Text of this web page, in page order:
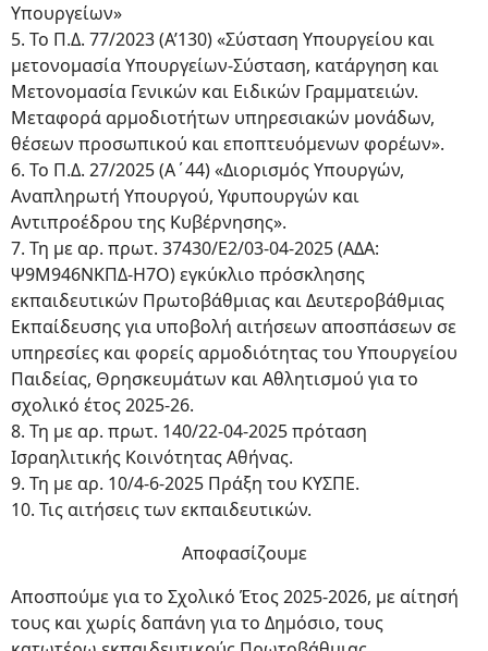
Υπουργείων»
5. Το Π.Δ. 77/2023 (Α’130) «Σύσταση Υπουργείου και
μετονομασία Υπουργείων-Σύσταση, κατάργηση και
Μετονομασία Γενικών και Ειδικών Γραμματειών.
Μεταφορά αρμοδιοτήτων υπηρεσιακών μονάδων,
θέσεων προσωπικού και εποπτευόμενων φορέων».
6. Το Π.Δ. 27/2025 (Α΄44) «Διορισμός Υπουργών,
Αναπληρωτή Υπουργού, Υφυπουργών και
Αντιπροέδρου της Κυβέρνησης».
7. Τη με αρ. πρωτ. 37430/Ε2/03-04-2025 (ΑΔΑ:
Ψ9Μ946ΝΚΠΔ-Η7Ο) εγκύκλιο πρόσκλησης
εκπαιδευτικών Πρωτοβάθμιας και Δευτεροβάθμιας
Εκπαίδευσης για υποβολή αιτήσεων αποσπάσεων σε
υπηρεσίες και φορείς αρμοδιότητας του Υπουργείου
Παιδείας, Θρησκευμάτων και Αθλητισμού για το
σχολικό έτος 2025-26.
8. Τη με αρ. πρωτ. 140/22-04-2025 πρόταση
Ισραηλιτικής Κοινότητας Αθήνας.
9. Τη με αρ. 10/4-6-2025 Πράξη του ΚΥΣΠΕ.
10. Τις αιτήσεις των εκπαιδευτικών.
Αποφασίζουμε
Αποσπούμε για το Σχολικό Έτος 2025-2026, με αίτησή
τους και χωρίς δαπάνη για το Δημόσιο, τους